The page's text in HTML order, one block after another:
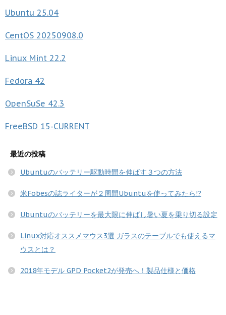
Ubuntu 25.04
CentOS 20250908.0
Linux Mint 22.2
Fedora 42
OpenSuSe 42.3
FreeBSD 15-CURRENT
最近の投稿
Ubuntuのバッテリー駆動時間を伸ばす３つの方法
米Fobesの誌ライターが２周間Ubuntuを使ってみたら!?
Ubuntuのバッテリーを最大限に伸ばし暑い夏を乗り切る設定
Linux対応オススメマウス3選 ガラスのテーブルでも使えるマ
ウスとは？
2018年モデル GPD Pocket2が発売へ！製品仕様と価格